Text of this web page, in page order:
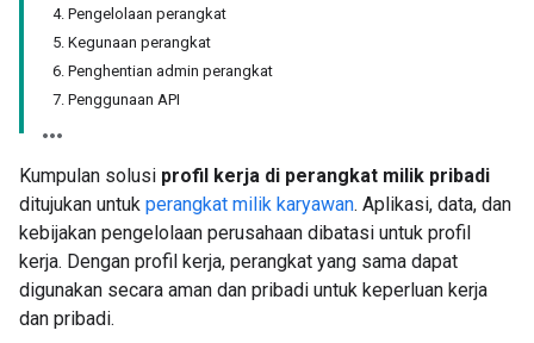
4. Pengelolaan perangkat
5. Kegunaan perangkat
6. Penghentian admin perangkat
7. Penggunaan API
Kumpulan solusi profil kerja di perangkat milik pribadi
ditujukan untuk perangkat milik karyawan. Aplikasi, data, dan
kebijakan pengelolaan perusahaan dibatasi untuk profil
kerja. Dengan profil kerja, perangkat yang sama dapat
digunakan secara aman dan pribadi untuk keperluan kerja
dan pribadi.